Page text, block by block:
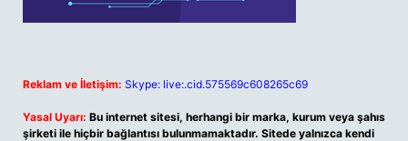
Reklam ve İletişim: Skype: live:.cid.575569c608265c69
Yasal Uyarı: Bu internet sitesi, herhangi bir marka, kurum veya şahıs
şirketi ile hiçbir bağlantısı bulunmamaktadır. Sitede yalnızca kendi